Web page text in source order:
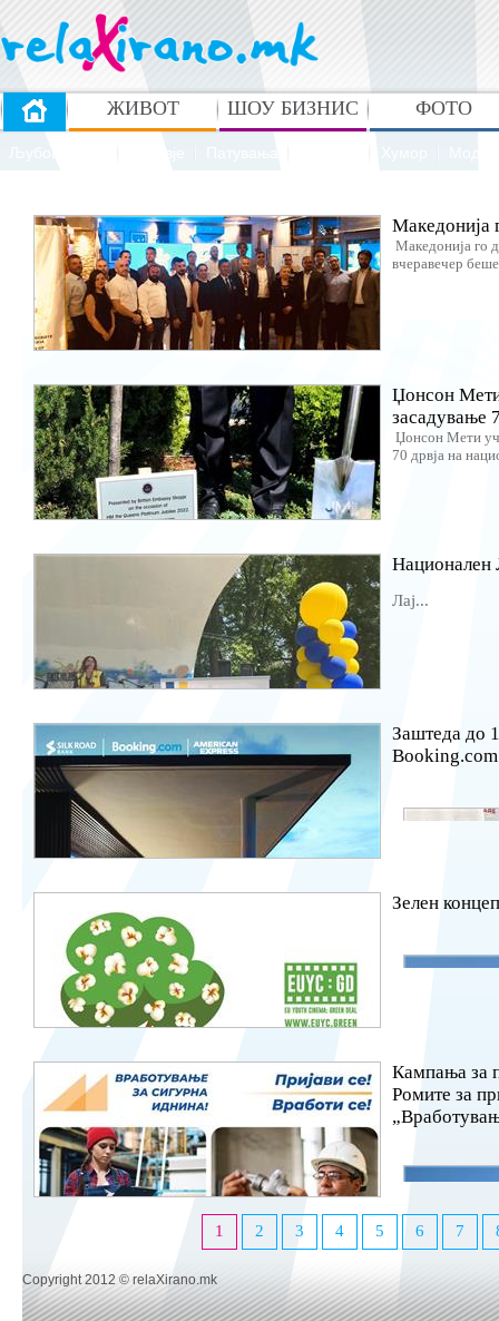
ЖИВОТ ШОУ БИЗНИС ФОТО
Македонија
Македонија го
вчеравечер
Џонсон Мети
засадување
Џонсон Мети
70 дрвја на
Национален
Лај...
Заштеда до
Зелен
Кампања за
Ромите за
1 2 3 4 5 6 7
Copyright 2012 © relaXirano.mk